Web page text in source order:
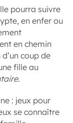
pourra suivre
en enfer ou
en chemin
coup de
fille au
.
: jeux pour
se connaître